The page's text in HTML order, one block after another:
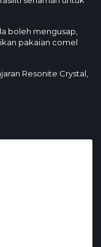
boleh mengusap,
pakaian comel
Resonite Crystal,